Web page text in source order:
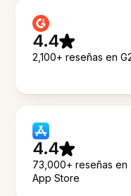
4.4
2,100+ reseñas en
4.4
73,000+ reseñas en
App Store